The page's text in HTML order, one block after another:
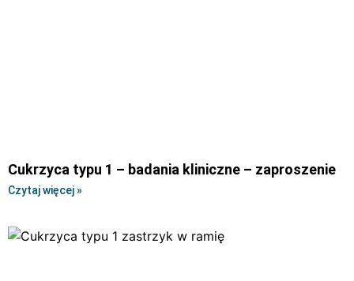
Cukrzyca typu 1 – badania kliniczne – zaproszenie
Czytaj więcej »